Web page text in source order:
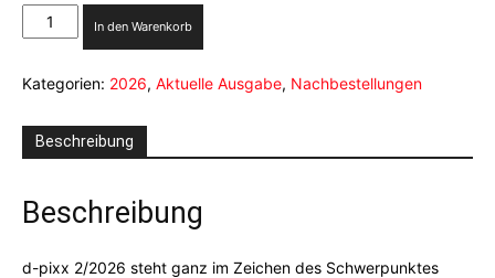
pixx
Menge
In den Warenkorb
Kategorien: 2026, Aktuelle Ausgabe, Nachbestellungen
Beschreibung
Beschreibung
d-pixx 2/2026 steht ganz im Zeichen des Schwerpunktes